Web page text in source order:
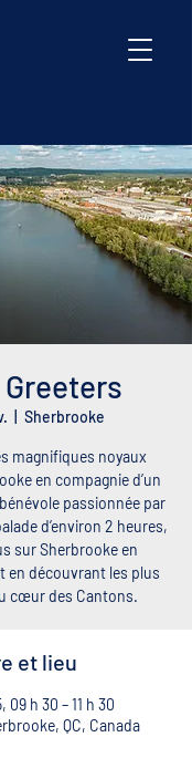
Sherbrooke
magnifiques noyaux
en compagnie d’un
passionnée par
d’environ 2 heures,
sur Sherbrooke en
en découvrant les plus
cœur des Cantons.
et lieu
h 30 – 11 h 30
QC, Canada